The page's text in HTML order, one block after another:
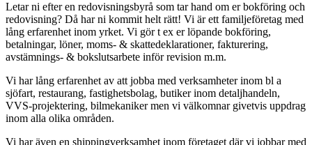
Letar ni efter en redovisningsbyrå som tar hand om er bokföring och
redovisning? Då har ni kommit helt rätt! Vi är ett familjeföretag med
lång erfarenhet inom yrket. Vi gör t ex er löpande bokföring,
betalningar, löner, moms- & skattedeklarationer, fakturering,
avstämnings- & bokslutsarbete inför revision m.m.
Vi har lång erfarenhet av att jobba med verksamheter inom bl a
sjöfart, restaurang, fastighetsbolag, butiker inom detaljhandeln,
VVS-projektering, bilmekaniker men vi välkomnar givetvis uppdrag
inom alla olika områden.
Vi har även en shippingverksamhet inom företaget där vi jobbar med